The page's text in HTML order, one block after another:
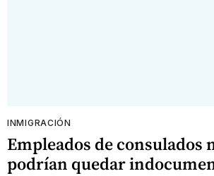
INMIGRACIÓN
Empleados de consulados
podrían quedar